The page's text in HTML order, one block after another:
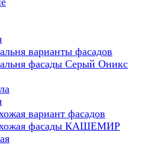
варианты фасадов
фасады Серый Оникс
вариант фасадов
фасады КАШЕМИР